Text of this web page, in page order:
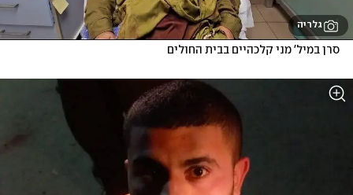
גלריה
סרן במיל' מני קלכהיים בבית החולים